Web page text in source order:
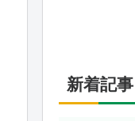
新着記事